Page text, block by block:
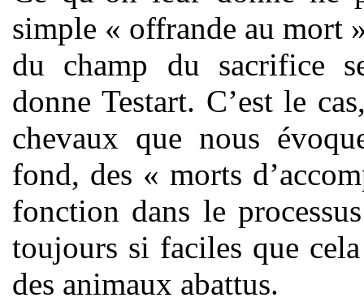
simple « offrande au mort
du champ du sacrifice
donne Testart. C’est le
chevaux que nous
fond, des « morts
fonction dans le
toujours si faciles que
des animaux abattus.